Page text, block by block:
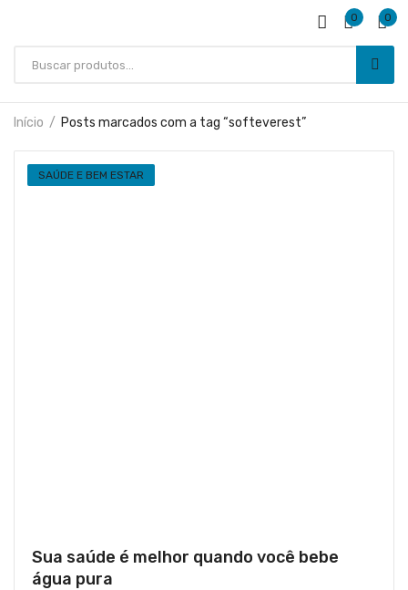
0 0
Início Posts marcados com a tag “softeverest”
SAÚDE E BEM ESTAR
Sua saúde é melhor quando você bebe
água pura